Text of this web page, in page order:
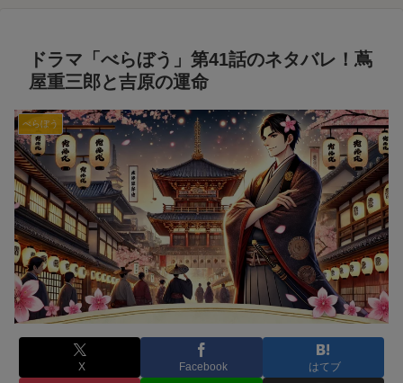
ドラマ「べらぼう」第41話のネタバレ！蔦
屋重三郎と吉原の運命
べらぼう
X Facebook はてブ